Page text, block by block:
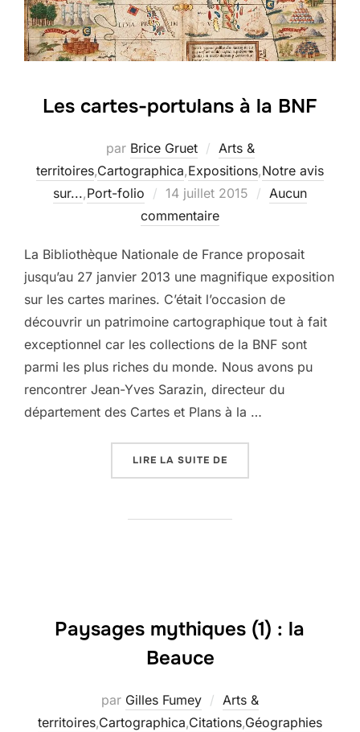
Les cartes-portulans à la BNF
par Brice Gruet
Arts &
territoires,Cartographica,Expositions,Notre avis
sur...,Port-folio
Publié
le
14 juillet 2015
Aucun
commentaire
La Bibliothèque Nationale de France proposait
jusqu’au 27 janvier 2013 une magnifique exposition
sur les cartes marines. C’était l’occasion de
découvrir un patrimoine cartographique tout à fait
exceptionnel car les collections de la BNF sont
parmi les plus riches du monde. Nous avons pu
rencontrer Jean-Yves Sarazin, directeur du
département des Cartes et Plans à la …
LIRE LA SUITE DE
Paysages mythiques (1) : la
Beauce
par Gilles Fumey
Arts &
territoires,Cartographica,Citations,Géographies